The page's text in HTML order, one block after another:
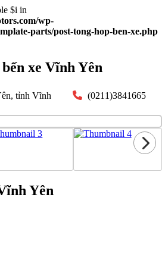
$i in
wp-
parts/post-tong-hop-ben-xe.php
xe Vĩnh Yên
tỉnh Vĩnh
(0211)3841665
Yên